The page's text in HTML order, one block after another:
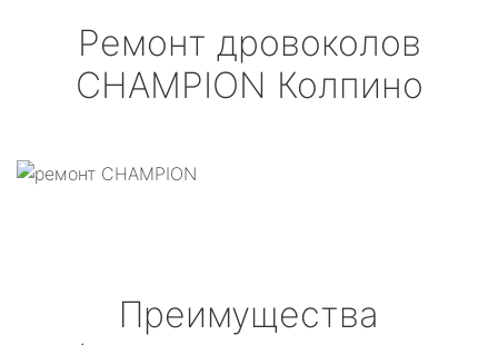
Ремонт дровоколов
CHAMPION Колпино
Преимущества